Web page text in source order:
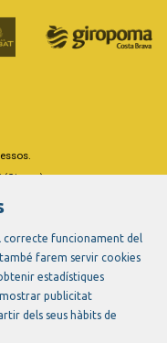
(Girona)
correcte funcionament del
farem servir cookies
estadístiques
publicitat
dels seus hàbits de